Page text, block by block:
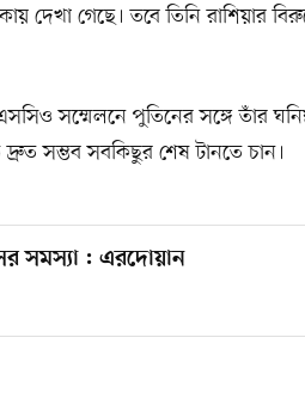
দেখা গেছে। তবে তিনি রাশিয়ার
সম্মেলনে পুতিনের সঙ্গে তাঁর
সম্ভব সবকিছুর শেষ টানতে চান।
সমস্যা : এরদোয়ান